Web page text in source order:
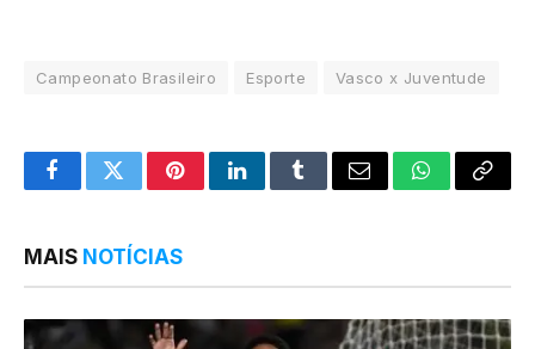
Campeonato Brasileiro Esporte Vasco x Juventude
FacebookTwitterPinterestLinkedInTumblrEmail WhatsApp
Copy
MAIS NOTÍCIAS